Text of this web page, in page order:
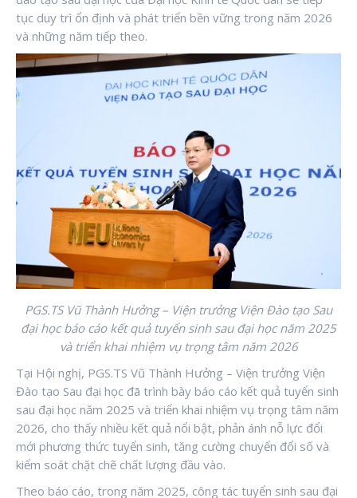
tục duy trì ổn định và phát triển bền vững trong năm 2026
và những năm tiếp theo.
PGS.TS Vũ Thành Hưởng – Viện trưởng Viện Đào tạo Sau
đại học báo cáo kết quả tuyển sinh sau đại học năm 2025
và triển khai nhiệm vụ trọng tâm năm 2026
Tại Hội nghị, PGS.TS Vũ Thành Hưởng – Viện trưởng Viện
Đào tạo Sau đại học đã trình bày báo cáo kết quả tuyển sinh
sau đại học năm 2025 và triển khai nhiệm vụ trọng tâm năm
2026, cho thấy nhiều kết quả nổi bật, phản ánh nỗ lực đổi
mới phương thức tuyển sinh, tăng cường chuyển đổi số và
kiểm soát chặt chẽ chất lượng đầu vào.
Theo báo cáo, trong năm 2025, công tác tuyển sinh sau đại